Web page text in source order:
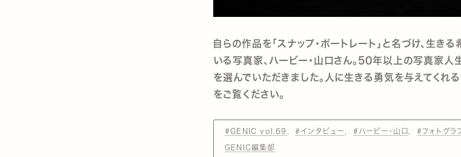
自らの作品を「スナップ・ポートレート」と名づけ、生き
いる写真家、ハービー・山口さん。50年以上の写真家人
を選んでいただきました。人に生きる勇気を与えてくれ
をご覧ください。
#GENIC vol.69 #インタビュー #ハービー・山口 #フォトグラ
GENIC編集部